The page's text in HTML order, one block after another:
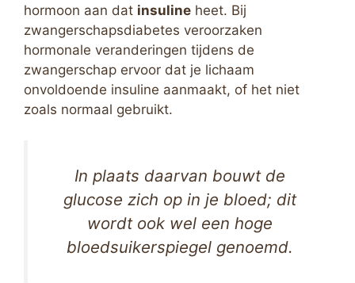
hormoon aan dat insuline heet. Bij
zwangerschapsdiabetes veroorzaken
hormonale veranderingen tijdens de
zwangerschap ervoor dat je lichaam
onvoldoende insuline aanmaakt, of het niet
zoals normaal gebruikt.
In plaats daarvan bouwt de
glucose zich op in je bloed; dit
wordt ook wel een hoge
bloedsuikerspiegel genoemd.